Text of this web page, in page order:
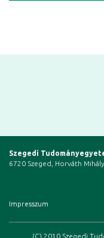
Szegedi
6720 Szeged, Horváth
Impresszum
(C) 2010 Szegedi